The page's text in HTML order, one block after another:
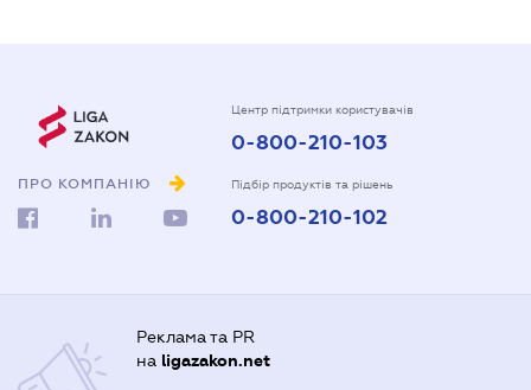
ПРО КОМПАНІЮ
Центр підтримки користувачів
0-800-210-103
Підбір продуктів та рішень
0-800-210-102
Реклама та PR
на ligazakon.net